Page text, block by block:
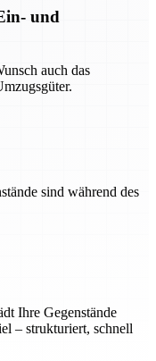
und
auch das
sind während des
Ihre Gegenstände
– strukturiert, schnell